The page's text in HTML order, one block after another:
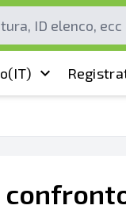
(IT)